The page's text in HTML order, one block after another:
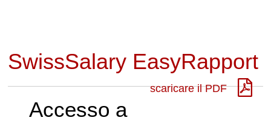
SwissSalary EasyRapport
scaricare il PDF
Accesso a